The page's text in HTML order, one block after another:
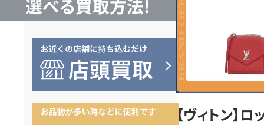
選べる買取方法!
【ヴィトン】